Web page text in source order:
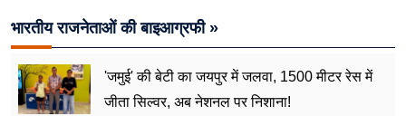
भारतीय राजनेताओं की बाइआग्रफी »
'जमुई' की बेटी का जयपुर में जलवा, 1500 मीटर रेस में
जीता सिल्वर, अब नेशनल पर निशाना!